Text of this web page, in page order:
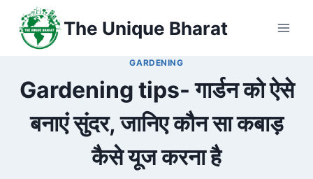
content
The Unique Bharat
GARDENING
Gardening tips- गार्डन को ऐसे
बनाएं सुंदर, जानिए कौन सा कबाड़
कैसे यूज करना है